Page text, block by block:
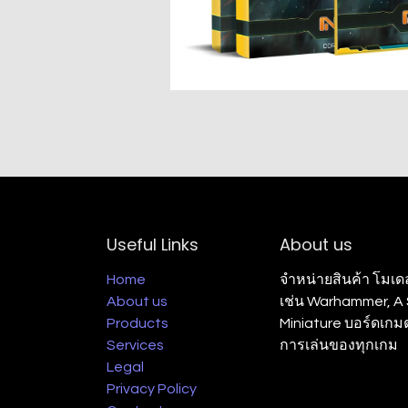
Useful Links
Home
About us
Products
Services
Legal
Privacy Policy
About us
จำหน่ายสินค้า โมเ
เช่น Warhammer,
Miniature บอร์ดเก
การเล่นของทุกเกม